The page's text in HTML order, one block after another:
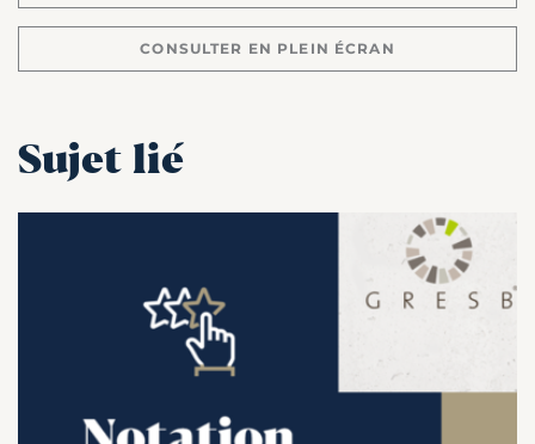
CONSULTER EN PLEIN ÉCRAN
Sujet lié